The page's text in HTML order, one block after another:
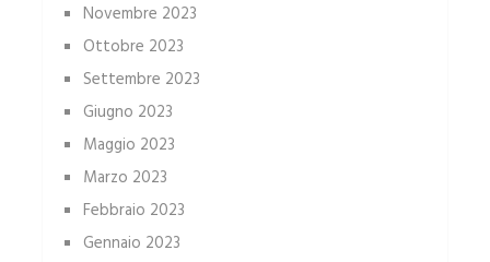
Novembre 2023
Ottobre 2023
Settembre 2023
Giugno 2023
Maggio 2023
Marzo 2023
Febbraio 2023
Gennaio 2023